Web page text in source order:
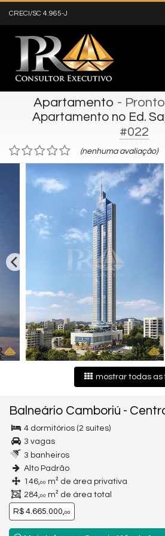
CRECI/SC 4.965-J
Apartamento -
Apartamento no Ed.
#022
(nenhuma avaliação)
mostrar todas as
Balneário Camboriú -
4 dormitórios (2 suítes)
3 vagas
3 banheiros
Alto Padrão
146,00 m² de área privativa
284,00 m² de área total
R$ 4.665.000,00